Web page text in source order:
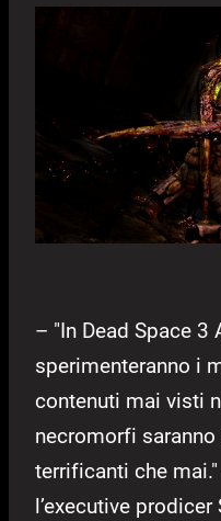
– "In Dead Space 3
sperimenteranno i
contenuti mai visti
necromorfi
terrificanti che
l’executive